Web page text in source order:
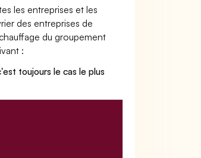
les entreprises et les
des entreprises de
du groupement
:
toujours le cas le plus